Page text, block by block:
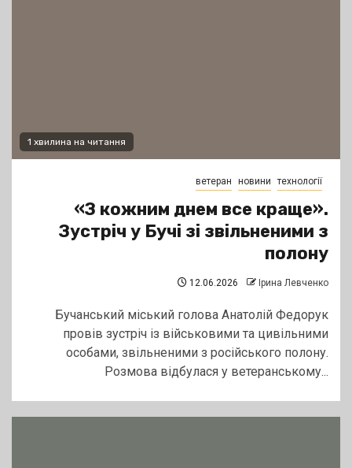
1 хвилина на читання
ветеран новини технології
«З кожним днем все краще».
Зустріч у Бучі зі звільненими з
полону
12.06.2026 Ірина Левченко
Бучанський міський голова Анатолій Федорук
провів зустріч із військовими та цивільними
особами, звільненими з російського полону.
Розмова відбулася у ветеранському...